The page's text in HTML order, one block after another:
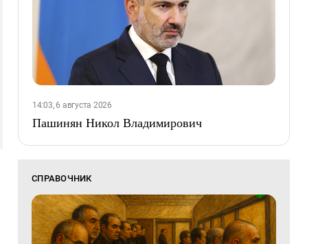
14:03, 6 августа 2026
Пашинян Никол Владимирович
СПРАВОЧНИК